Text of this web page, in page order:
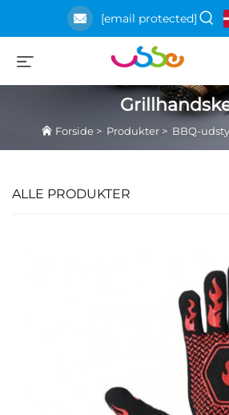
[email protected]
Forside > Produkter > BBQ-
ALLE PRODUKTER